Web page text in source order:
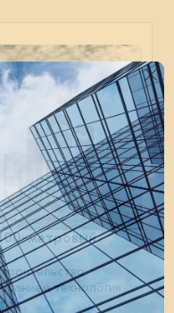
метровый
технологии